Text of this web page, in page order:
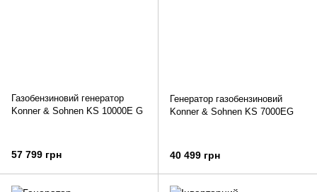
Газобензиновий генератор
Konner & Sohnen KS 10000E G
57 799 грн
Генератор газобензиновий
Konner & Sohnen KS 7000EG
40 499 грн